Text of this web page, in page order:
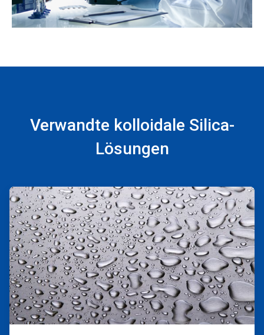
Verwandte kolloidale Silica-
Lösungen
ArticleTile
1
von
2